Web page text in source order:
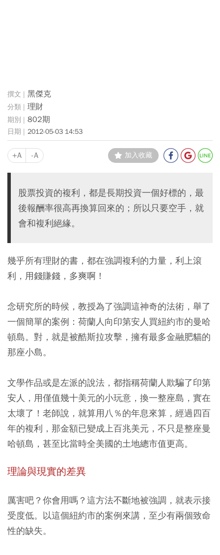
黑傑克
理財
802期
2012-05-03 14:53
+A -A 加入收藏
股票投資的複利，都是長期投資一個好標的，最
後報酬率很高再換算回來的；所以只要空手，就
會和複利絕緣。
幾乎所有理財的書，都在強調複利的力量，利上滾
利，用錢賺錢，多爽啊！
念研究所的時候，教授為了強調這神奇的法術，舉了
一個簡單的案例：荷蘭人向印第安人買紐約市的曼哈
頓島。對，就是被酷斯拉攻擊，擁有最多金融肥貓的
那座小島。
文學作品或是左派的說法，都指稱荷蘭人欺騙了印第
安人，用僅值幾十美元的小玩意，換一整座島，實在
太壞了！老師說，就算用八％的年息來算，經過四百
年的複利，那金額已變成上百兆美元，不只是整座曼
哈頓島，甚至比當時全美國的土地總市值更高。
理論與現實的差異
厲害吧？你會用嗎？這方法不斷地被強調，就表示接
受度低。以這個紐約市的案例來講，至少有兩個致命
性的缺失。